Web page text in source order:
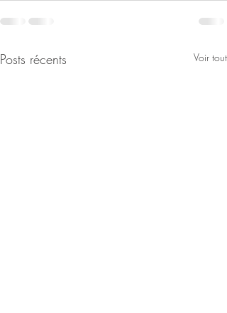
Posts récents Voir tout